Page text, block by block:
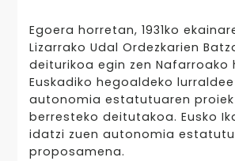
Egoera horretan, 1931ko
Lizarrako Udal Ordezkarien
deiturikoa egin zen Nafarroako
Euskadiko hegoaldeko
autonomia estatutuaren
berresteko deitutakoa. Eusko
idatzi zuen autonomia
proposamena.